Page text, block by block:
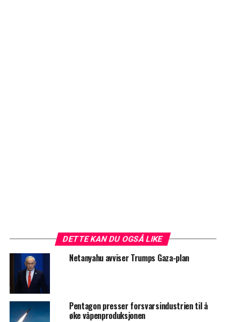
DETTE KAN DU OGSÅ LIKE
Netanyahu avviser Trumps Gaza-plan
Pentagon presser forsvarsindustrien til å
øke våpenproduksjonen